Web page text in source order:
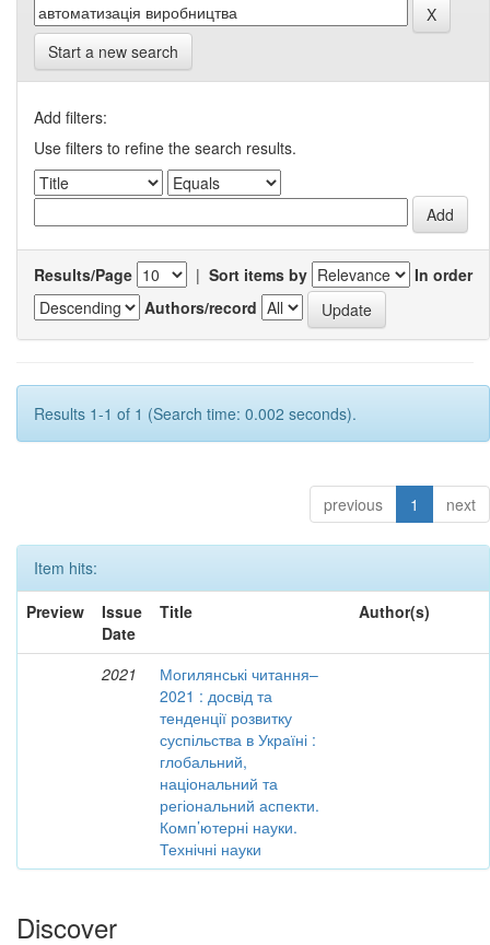
Start a new search
Add filters:
Use filters to refine the search results.
Results/Page | Sort items by
In order
Authors/record
Results 1-1 of 1 (Search time: 0.002 seconds).
previous 1 next
Item hits:
Preview
Issue
Date
Title Author(s)
2021
Могилянські читання–
2021 : досвід та
тенденції розвитку
суспільства в Україні :
глобальний,
національний та
регіональний аспекти.
Комп’ютерні науки.
Технічні науки
Discover